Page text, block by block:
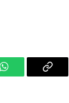
WhatsAppCopy